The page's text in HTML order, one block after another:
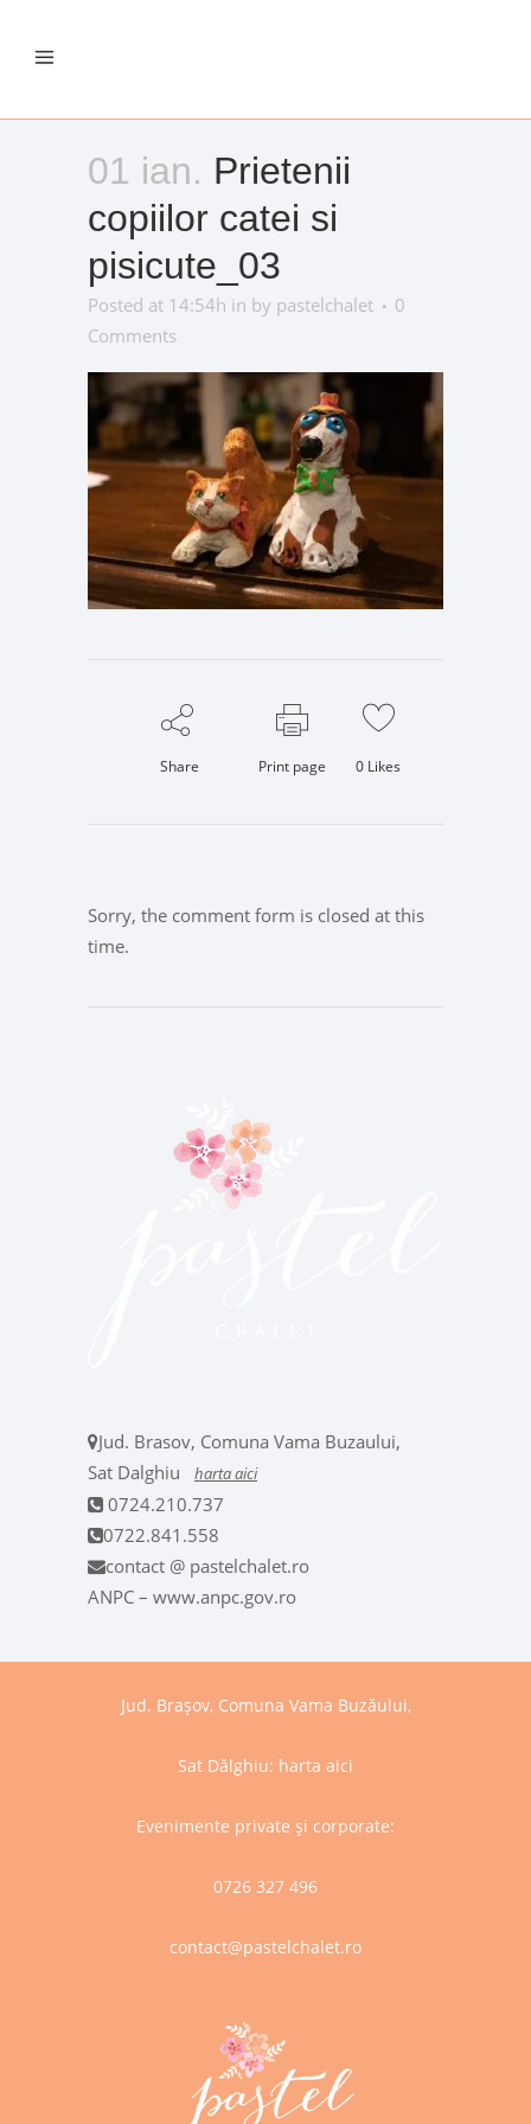
01 ian. Prietenii
copiilor catei si
pisicute_03
Posted at 14:54h in by pastelchalet
0
Comments
Share Print page 0 Likes
Sorry, the comment form is closed at this
time.
Jud. Brasov, Comuna Vama Buzaului,
Sat Dalghiu
harta aici
0724.210.737
0722.841.558
contact @ pastelchalet.ro
ANPC – www.anpc.gov.ro
Jud. Brașov, Comuna Vama Buzăului,
Sat Dălghiu: harta aici
Evenimente private și corporate:
0726 327 496
contact@pastelchalet.ro